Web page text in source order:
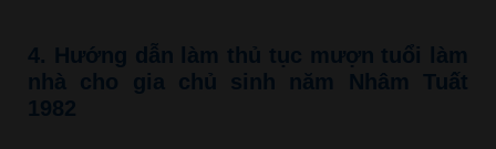
4. Hướng dẫn làm thủ tục mượn tuổi làm
nhà cho gia chủ sinh năm Nhâm Tuất
1982